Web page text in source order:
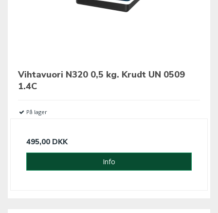
Vihtavuori N320 0,5 kg. Krudt UN 0509
1.4C
På lager
495,00 DKK
Info